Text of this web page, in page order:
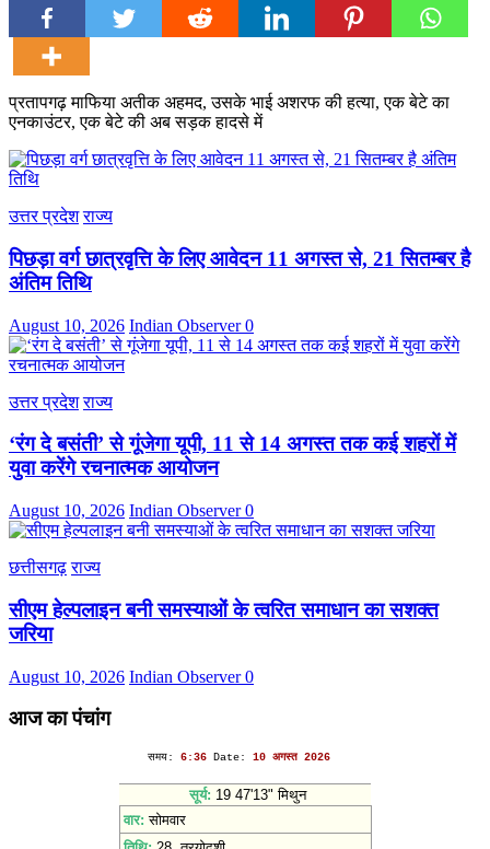
प्रतापगढ़ माफिया अतीक अहमद, उसके भाई अशरफ की हत्या, एक बेटे का
एनकाउंटर, एक बेटे की अब सड़क हादसे में
उत्तर प्रदेश राज्य
पिछड़ा वर्ग छात्रवृत्ति के लिए आवेदन 11 अगस्त से, 21 सितम्बर है
अंतिम तिथि
August 10, 2026 Indian Observer0
उत्तर प्रदेश राज्य
‘रंग दे बसंती’ से गूंजेगा यूपी, 11 से 14 अगस्त तक कई शहरों में
युवा करेंगे रचनात्मक आयोजन
August 10, 2026 Indian Observer0
छत्तीसगढ़ राज्य
सीएम हेल्पलाइन बनी समस्याओं के त्वरित समाधान का सशक्त
जरिया
August 10, 2026 Indian Observer0
आज का पंचांग